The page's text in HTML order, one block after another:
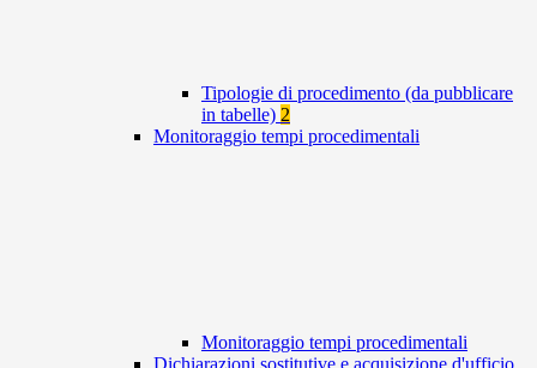
Tipologie di procedimento (da pubblicare
in tabelle) 2
Monitoraggio tempi procedimentali
Monitoraggio tempi procedimentali